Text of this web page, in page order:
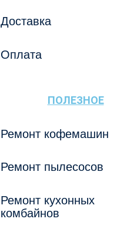
Доставка
Оплата
ПОЛЕЗНОЕ
Ремонт кофемашин
Ремонт пылесосов
Ремонт кухонных
комбайнов